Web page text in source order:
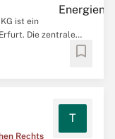
ist ein
Die zentrale
Strom- als auch
bookmark
Rechts
T